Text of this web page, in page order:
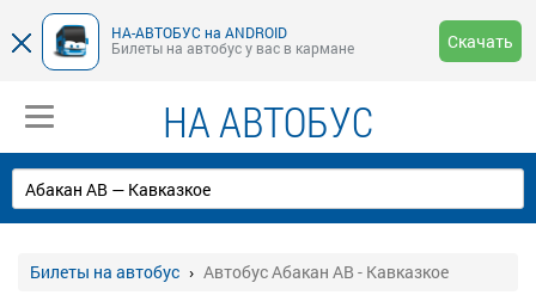
НА-АВТОБУС на ANDROID
Билеты на автобус у вас в кармане
Скачать
НА АВТОБУС
Билеты на автобус Автобус Абакан АВ - Кавказкое